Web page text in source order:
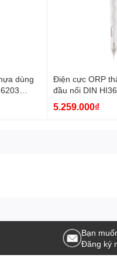
dùng
Điện cực ORP
đầu nối DIN
5.259.000₫
Bạn
Đăng ký